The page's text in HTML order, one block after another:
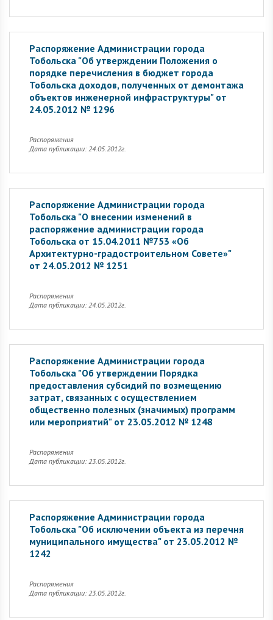
Распоряжение Администрации города
Тобольска "Об утверждении Положения о
порядке перечисления в бюджет города
Тобольска доходов, полученных от демонтажа
объектов инженерной инфраструктуры" от
24.05.2012 № 1296
Распоряжения
Дата публикации: 24.05.2012г.
Распоряжение Администрации города
Тобольска "О внесении изменений в
распоряжение администрации города
Тобольска от 15.04.2011 №753 «Об
Архитектурно-градостроительном Совете»"
от 24.05.2012 № 1251
Распоряжения
Дата публикации: 24.05.2012г.
Распоряжение Администрации города
Тобольска "Об утверждении Порядка
предоставления субсидий по возмещению
затрат, связанных с осуществлением
общественно полезных (значимых) программ
или мероприятий" от 23.05.2012 № 1248
Распоряжения
Дата публикации: 23.05.2012г.
Распоряжение Администрации города
Тобольска "Об исключении объекта из перечня
муниципального имущества" от 23.05.2012 №
1242
Распоряжения
Дата публикации: 23.05.2012г.